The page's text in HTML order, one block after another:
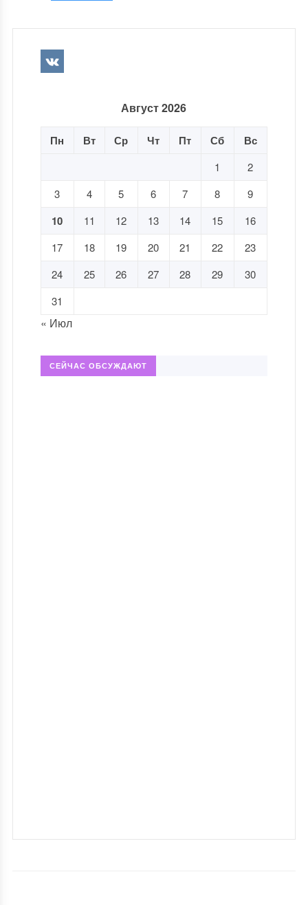
Август 2026
Пн Вт Ср Чт Пт Сб Вс
1
2
3
4 5 6 7 8 9
10 11 12 13 14 15
16
17
18 19 20 21 22
23
24
25 26 27 28 29
30
31
« Июл
СЕЙЧАС ОБСУЖДАЮТ